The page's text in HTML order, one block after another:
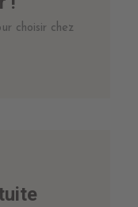
choisir chez